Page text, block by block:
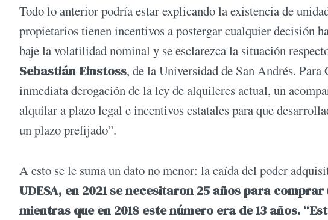
Todo lo anterior podría estar explicando la existencia de
propietarios tienen incentivos a postergar cualquier decisión
baje la volatilidad nominal y se esclarezca la situación
Sebastián Einstoss, de la Universidad de San Andrés.
inmediata derogación de la ley de alquileres actual, un
alquilar a plazo legal e incentivos estatales para que
un plazo prefijado”.
A esto se le suma un dato no menor: la caída del poder
UDESA, en 2021 se necesitaron 25 años para
mientras que en 2018 este número era de 13 años.